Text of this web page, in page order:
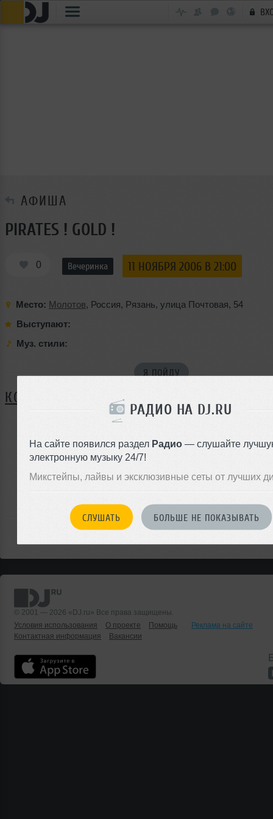
РАДИО НА DJ.RU
На сайте появился раздел Радио — слушайте
электронную музыку 24/7!
Микстейпы, лайвы и эксклюзивные сеты от лучших
СЛУШАТЬ БОЛЬШЕ НЕ ПОКАЗЫВАТЬ
АФИША
PIRATES ! GOLD !
0 Вечеринка 11 НОЯБРЯ 2006 В 21:00
Место: Молотов, Россия, Рязань, улица Почтовая, 54
Выступают:
Муз. стили:
Я ПОЙДУ
КОММЕНТАРИИ
ЗАРЕГИСТРИРУЙТЕСЬ
войдите на сайт
© 2001 — 2026 «DJ.ru» Все права защищены.
Условия использования
О проекте Помощь
Реклама на сайте
Контактная информация
Вакансии